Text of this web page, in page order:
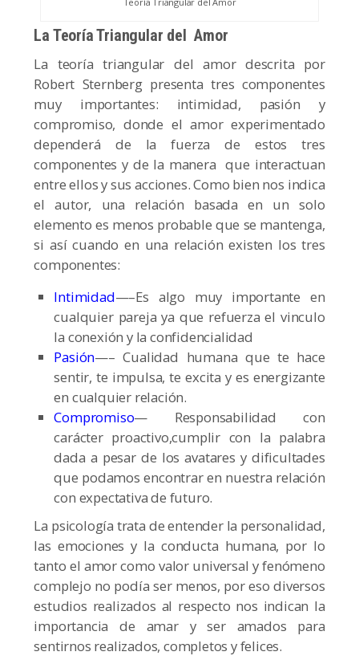
La Teoría Triangular del Amor
La teoría triangular del amor descrita por
Robert Sternberg presenta tres componentes
muy importantes: intimidad, pasión y
compromiso, donde el amor experimentado
dependerá de la fuerza de estos tres
componentes y de la manera que interactuan
entre ellos y sus acciones. Como bien nos indica
el autor, una relación basada en un solo
elemento es menos probable que se mantenga,
si así cuando en una relación existen los tres
componentes:
Intimidad—–Es algo muy importante en
cualquier pareja ya que refuerza el vinculo
la conexión y la confidencialidad
Pasión—– Cualidad humana que te hace
sentir, te impulsa, te excita y es energizante
en cualquier relación.
Compromiso— Responsabilidad con
carácter proactivo,cumplir con la palabra
dada a pesar de los avatares y dificultades
que podamos encontrar en nuestra relación
con expectativa de futuro.
La psicología trata de entender la personalidad,
las emociones y la conducta humana, por lo
tanto el amor como valor universal y fenómeno
complejo no podía ser menos, por eso diversos
estudios realizados al respecto nos indican la
importancia de amar y ser amados para
sentirnos realizados, completos y felices.